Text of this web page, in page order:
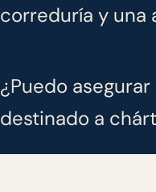
correduría y una
¿Puedo
destinado a